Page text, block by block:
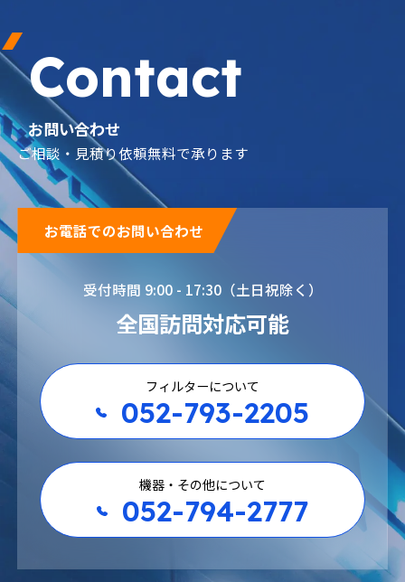
Contact
お問い合わせ
ご相談・見積り依頼無料で承ります
お電話でのお問い合わせ
受付時間 9:00 - 17:30（土日祝除く）
全国訪問対応可能
フィルターについて
052-793-2205
機器・その他について
052-794-2777